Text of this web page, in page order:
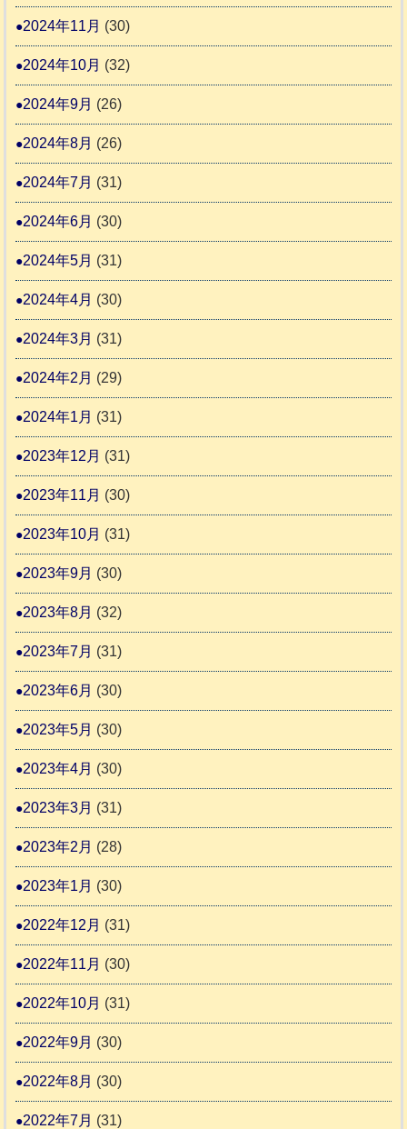
2024年11月 (30)
2024年10月 (32)
2024年9月 (26)
2024年8月 (26)
2024年7月 (31)
2024年6月 (30)
2024年5月 (31)
2024年4月 (30)
2024年3月 (31)
2024年2月 (29)
2024年1月 (31)
2023年12月 (31)
2023年11月 (30)
2023年10月 (31)
2023年9月 (30)
2023年8月 (32)
2023年7月 (31)
2023年6月 (30)
2023年5月 (30)
2023年4月 (30)
2023年3月 (31)
2023年2月 (28)
2023年1月 (30)
2022年12月 (31)
2022年11月 (30)
2022年10月 (31)
2022年9月 (30)
2022年8月 (30)
2022年7月 (31)